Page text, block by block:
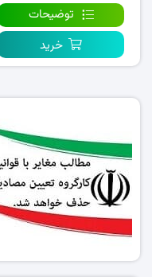
توضیحات
خرید